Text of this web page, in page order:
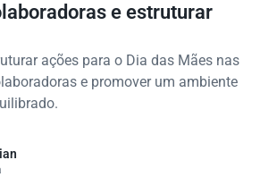
e estruturar
ações para o Dia das Mães nas
e promover um ambiente